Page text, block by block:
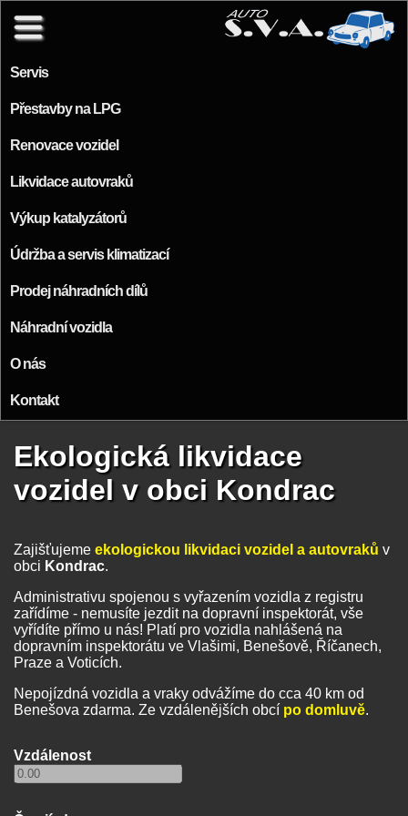
Servis
Přestavby na LPG
Renovace vozidel
Likvidace autovraků
Výkup katalyzátorů
Údržba a servis klimatizací
Prodej náhradních dílů
Náhradní vozidla
O nás
Kontakt
Ekologická likvidace
vozidel v obci Kondrac
Zajišťujeme ekologickou likvidaci vozidel a autovraků v
obci Kondrac.
Administrativu spojenou s vyřazením vozidla z registru
zařídíme - nemusíte jezdit na dopravní inspektorát, vše
vyřídíte přímo u nás! Platí pro vozidla nahlášená na
dopravním inspektorátu ve Vlašimi, Benešově, Říčanech,
Praze a Voticích.
Nepojízdná vozidla a vraky odvážíme do cca 40 km od
Benešova zdarma. Ze vzdálenějších obcí po domluvě.
Vzdálenost